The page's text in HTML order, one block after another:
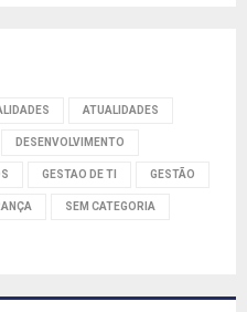
ATUALIDADES
DESENVOLVIMENTO
GESTAO DE TI GESTÃO
SEM CATEGORIA